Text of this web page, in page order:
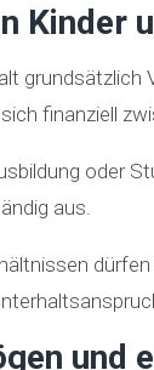
Kinder
finanziell
oder
aus.
und